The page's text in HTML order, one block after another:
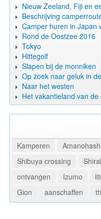
Nieuw Zeeland, Fiji en
Beschrijving
Camper huren in Japan
Rond de Oostzee 2016
Tokyo
Hittegolf
Slapen bij de monniken
Op zoek naar geluk in
Naar het westen
Het vakantieland van de
Kamperen
Shibuya crossing
ontvangen
Izumo
Gion
aanschaffen